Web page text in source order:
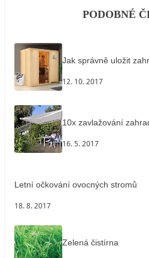
PODOBNÉ
Jak správně uložit
12. 10. 2017
10x zavlažování
16. 5. 2017
Letní očkování ovocných stromů
18. 8. 2017
Zelená čistírna